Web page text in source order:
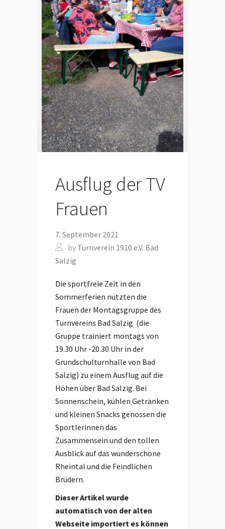
Ausflug der TV
Frauen
7. September 2021
by Turnverein 1910 e.V. Bad
Salzig
Die sportfreie Zeit in den
Sommerferien nutzten die
Frauen der Montagsgruppe des
Turnvereins Bad Salzig (die
Gruppe trainiert montags von
19.30 Uhr -20.30 Uhr in der
Grundschulturnhalle von Bad
Salzig) zu einem Ausflug auf die
Höhen über Bad Salzig. Bei
Sonnenschein, kühlen Getränken
und kleinen Snacks genossen die
Sportlerinnen das
Zusammensein und den tollen
Ausblick auf das wunderschöne
Rheintal und die Feindlichen
Brüdern.
Dieser Artikel wurde
automatisch von der alten
Webseite importiert es können